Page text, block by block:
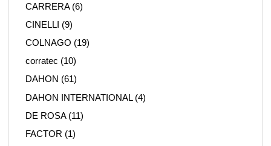
CARRERA(6)
CINELLI (9)
COLNAGO (19)
corratec (10)
DAHON (61)
DAHON INTERNATIONAL(4)
DE ROSA(11)
FACTOR (1)